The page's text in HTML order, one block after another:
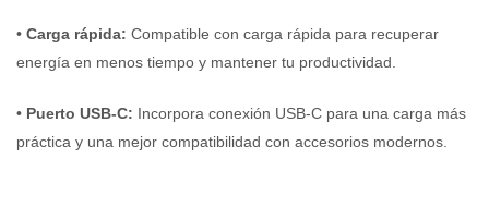
• Carga rápida: Compatible con carga rápida para recuperar
energía en menos tiempo y mantener tu productividad.
• Puerto USB-C: Incorpora conexión USB-C para una carga más
práctica y una mejor compatibilidad con accesorios modernos.